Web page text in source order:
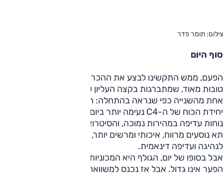
צילום: תומר פדר
סוף היום
הפעם, ממש התקשינו לבצע את ההכרעה. מדובר בשתי מכוניות
טובות מאוד, שמתברגות בקצה העליון של הקבוצה – ואינן
אחת מהשנייה כפי שנראה בהתחלה: הגולף מהירה יותר, אבל
יחידת הכוח של ה-C4 נעימה יותר ביום יום; הפולקסווגן מציגה
נוחות עדיפה במהירות נמוכה, והסיטרואן במהירות גבוהה; לגולף
לנהיגה ועדיפה דינאמית.
אבל בסופו של יום, הגולף היא המכוניות הטובה יותר – גם אם
הפער אינו גדול. אבל אז נכנס למשוואה המחיר, והופך את